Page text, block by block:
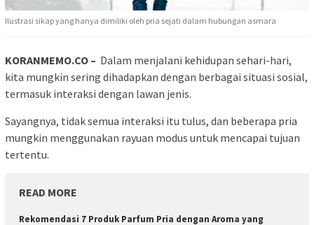
Ilustrasi sikap yang hanya dimiliki oleh pria sejati dalam hubungan asmara
KORANMEMO.CO – Dalam menjalani kehidupan sehari-hari,
kita mungkin sering dihadapkan dengan berbagai situasi sosial,
termasuk interaksi dengan lawan jenis.
Sayangnya, tidak semua interaksi itu tulus, dan beberapa pria
mungkin menggunakan rayuan modus untuk mencapai tujuan
tertentu.
READ MORE
Rekomendasi 7 Produk Parfum Pria dengan Aroma yang